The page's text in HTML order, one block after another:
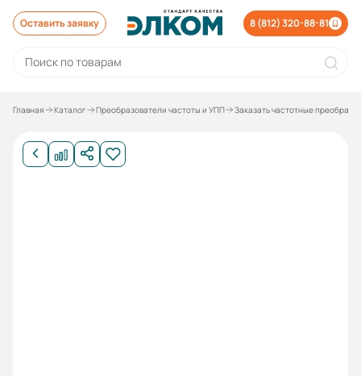
Оставить заявку 8 (812) 320-88-81
Главная Каталог Преобразователи частоты и УПП Заказать частотные